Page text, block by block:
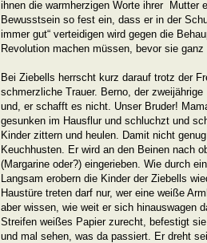
ihnen die warmherzigen Worte ihrer Mutter
Bewusstsein so fest ein, dass er in der
immer gut“ verteidigen wird gegen die
Revolution machen müssen, bevor sie ganz
Bei Ziebells herrscht kurz darauf trotz der
schmerzliche Trauer. Berno, der
und, er schafft es nicht. Unser Bruder!
gesunken im Hausflur und schluchzt und
Kinder zittern und heulen. Damit nicht
Keuchhusten. Er wird an den Beinen nach
(Margarine oder?) eingerieben. Wie durch
Langsam erobern die Kinder der Ziebells
Haustüre treten darf nur, wer eine weiße
aber wissen, wie weit er sich hinauswagen
Streifen weißes Papier zurecht, befestigt
und mal sehen, was da passiert. Er dreht